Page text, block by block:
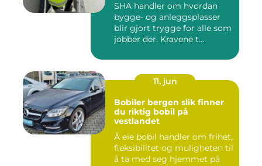
SHA handler om hvordan
bygge- og anleggsplasser
blir gjort trygge for alle som
jobber der. Kravene t...
11. jun
Bobiler bergen slik finner
du riktig bobil på
vestlandet
Å eie bobil handler om frihet,
fleksibilitet og muligheten til
å ta med seg hjemmet på